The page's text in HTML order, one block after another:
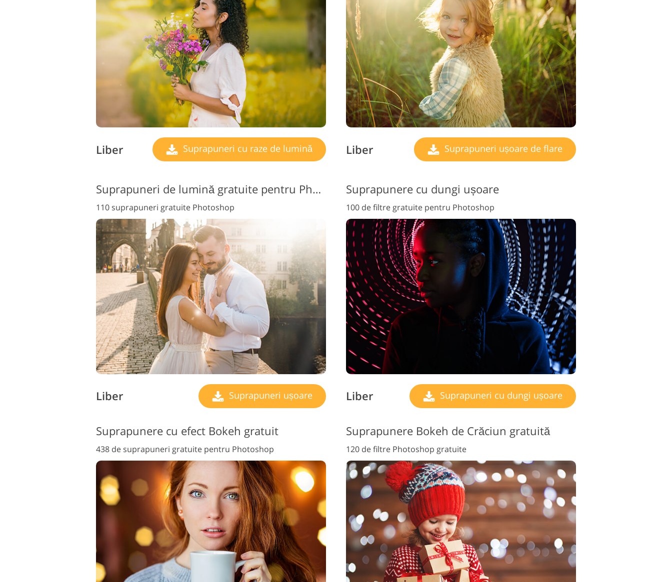
Liber Suprapuneri cu raze de lumină Liber Suprapuneri ușoare de flare
Suprapuneri de lumină gratuite pentru Photoshop
110 suprapuneri gratuite Photoshop
Liber Suprapuneri ușoare
Suprapunere cu dungi ușoare
100 de filtre gratuite pentru Photoshop
Liber Suprapuneri cu dungi ușoare
Suprapunere cu efect Bokeh gratuit
438 de suprapuneri gratuite pentru Photoshop
Suprapunere Bokeh de Crăciun gratuită
120 de filtre Photoshop gratuite